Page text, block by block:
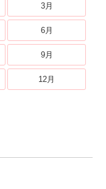
3月
6月
9月
12月